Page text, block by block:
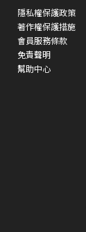
隱私權保護政策
著作權保護措施
會員服務條款
免責聲明
幫助中心